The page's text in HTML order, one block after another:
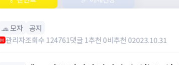
🧢 모자 공지
M 관리자조회수 124761댓글 1추천 0비추천 02023.10.31